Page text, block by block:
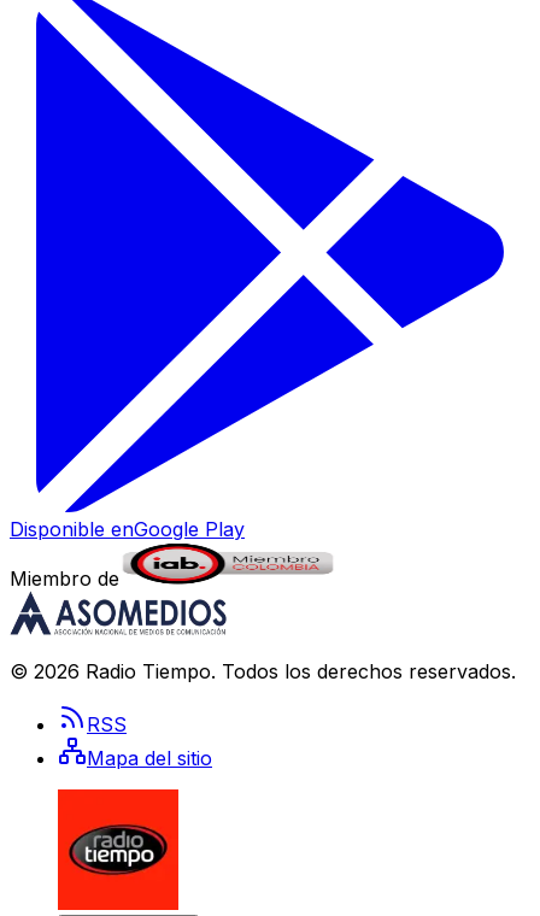
Disponible enGoogle Play
Miembro de
© 2026 Radio Tiempo. Todos los derechos reservados.
RSS
Mapa del sitio